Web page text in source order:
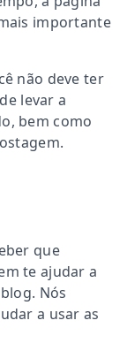
importante
não deve ter
levar a
bem como
que
te ajudar a
Nós
a usar as